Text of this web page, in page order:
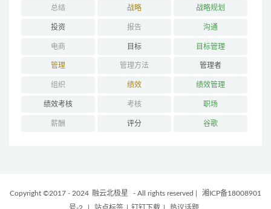
总结 战略 战略规划
投资 报告 沟通
电商 目标 目标管理
管理 管理方法 管理者
组织 绩效 绩效管理
绩效考核 考核 职场
薪酬 评分 谷歌
Copyright ©2017 - 2024 融云北极星 - All rights reserved
湘ICP备18008901